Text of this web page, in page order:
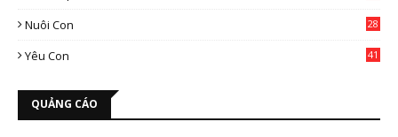
Nuôi Con
28
Yêu Con
41
QUẢNG CÁO